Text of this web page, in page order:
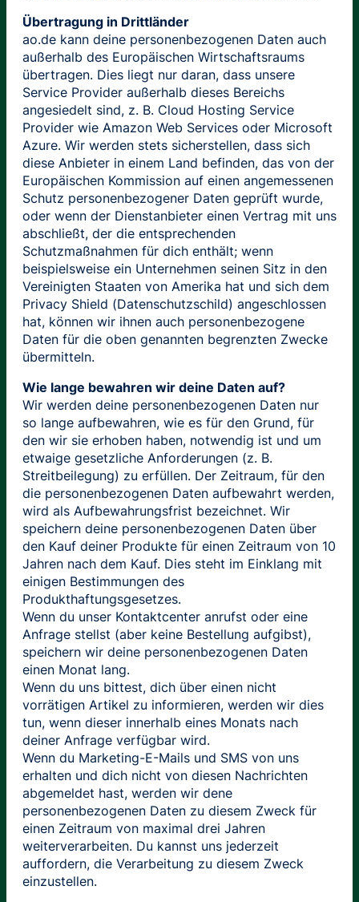
Übertragung in Drittländer
ao.de kann deine personenbezogenen Daten auch
außerhalb des Europäischen Wirtschaftsraums
übertragen. Dies liegt nur daran, dass unsere
Service Provider außerhalb dieses Bereichs
angesiedelt sind, z. B. Cloud Hosting Service
Provider wie Amazon Web Services oder Microsoft
Azure. Wir werden stets sicherstellen, dass sich
diese Anbieter in einem Land befinden, das von der
Europäischen Kommission auf einen angemessenen
Schutz personenbezogener Daten geprüft wurde,
oder wenn der Dienstanbieter einen Vertrag mit uns
abschließt, der die entsprechenden
Schutzmaßnahmen für dich enthält; wenn
beispielsweise ein Unternehmen seinen Sitz in den
Vereinigten Staaten von Amerika hat und sich dem
Privacy Shield (Datenschutzschild) angeschlossen
hat, können wir ihnen auch personenbezogene
Daten für die oben genannten begrenzten Zwecke
übermitteln.
Wie lange bewahren wir deine Daten auf?
Wir werden deine personenbezogenen Daten nur
so lange aufbewahren, wie es für den Grund, für
den wir sie erhoben haben, notwendig ist und um
etwaige gesetzliche Anforderungen (z. B.
Streitbeilegung) zu erfüllen. Der Zeitraum, für den
die personenbezogenen Daten aufbewahrt werden,
wird als Aufbewahrungsfrist bezeichnet. Wir
speichern deine personenbezogenen Daten über
den Kauf deiner Produkte für einen Zeitraum von 10
Jahren nach dem Kauf. Dies steht im Einklang mit
einigen Bestimmungen des
Produkthaftungsgesetzes.
Wenn du unser Kontaktcenter anrufst oder eine
Anfrage stellst (aber keine Bestellung aufgibst),
speichern wir deine personenbezogenen Daten
einen Monat lang.
Wenn du uns bittest, dich über einen nicht
vorrätigen Artikel zu informieren, werden wir dies
tun, wenn dieser innerhalb eines Monats nach
deiner Anfrage verfügbar wird.
Wenn du Marketing-E-Mails und SMS von uns
erhalten und dich nicht von diesen Nachrichten
abgemeldet hast, werden wir dene
personenbezogenen Daten zu diesem Zweck für
einen Zeitraum von maximal drei Jahren
weiterverarbeiten. Du kannst uns jederzeit
auffordern, die Verarbeitung zu diesem Zweck
einzustellen.